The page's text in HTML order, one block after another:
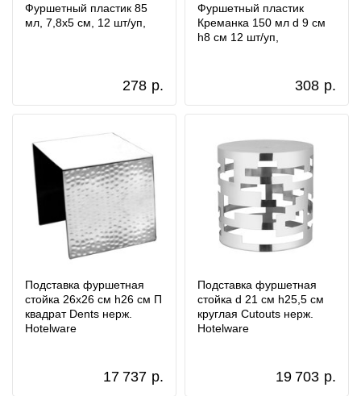
Фуршетный пластик 85
мл, 7,8x5 см, 12 шт/уп,
278 р.
Фуршетный пластик
Креманка 150 мл d 9 см
h8 см 12 шт/уп,
308 р.
Подставка фуршетная
стойка 26x26 см h26 см П
квадрат Dents нерж.
Hotelware
17 737 р.
Подставка фуршетная
стойка d 21 см h25,5 см
круглая Cutouts нерж.
Hotelware
19 703 р.